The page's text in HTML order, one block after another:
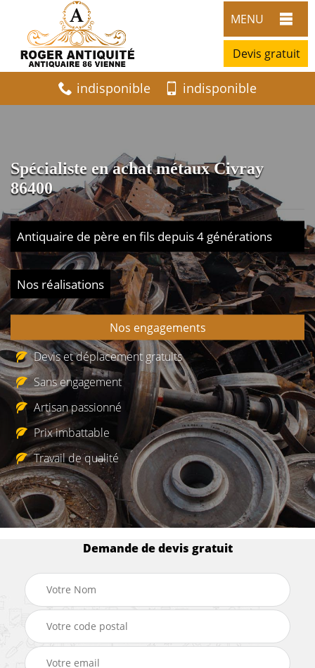
MENU
Devis gratuit
indisponible indisponible
Spécialiste en achat métaux Civray
86400
Antiquaire de père en fils depuis 4 générations
Nos réalisations
Nos engagements
Devis et déplacement gratuits
Sans engagement
Artisan passionné
Prix imbattable
Travail de qualité
Demande de devis gratuit